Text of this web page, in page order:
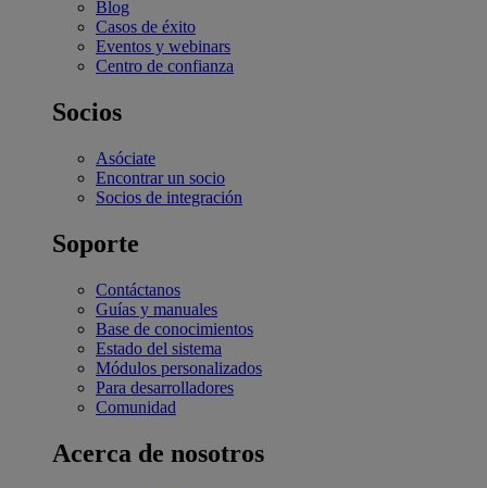
Blog
Casos de éxito
Eventos y webinars
Centro de confianza
Socios
Asóciate
Encontrar un socio
Socios de integración
Soporte
Contáctanos
Guías y manuales
Base de conocimientos
Estado del sistema
Módulos personalizados
Para desarrolladores
Comunidad
Acerca de nosotros